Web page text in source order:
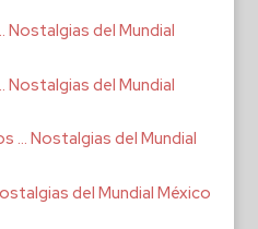
Nostalgias del Mundial
Nostalgias del Mundial
… Nostalgias del Mundial
del Mundial México